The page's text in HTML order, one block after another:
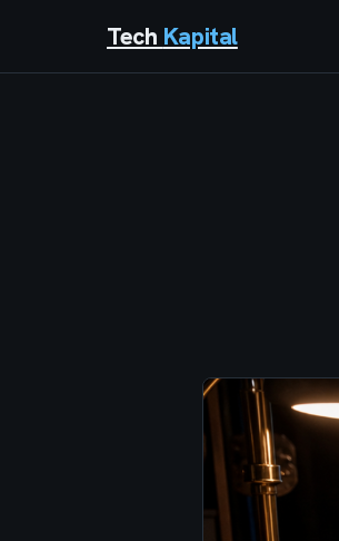
Tech Kapital